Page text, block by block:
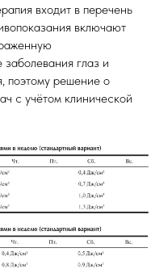
входит в перечень
включают
заболевания глаз и
поэтому решение о
с учётом клинической